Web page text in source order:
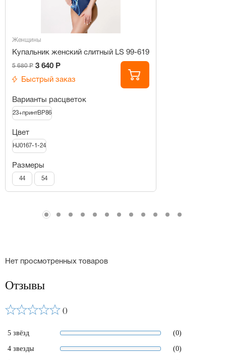
Женщины
Купальник женский слитный LS 99-619
5 680 Р 3 640 Р
Быстрый заказ
Варианты расцветок
23+принтBP86
Цвет
HJ0167-1-24
Размеры
44 54
Нет просмотренных товаров
Отзывы
()
5 звёзд (0)
4 звезды (0)